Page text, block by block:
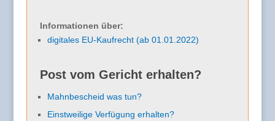
Informationen über:
digitales EU-Kaufrecht (ab 01.01.2022)
Post vom Gericht erhalten?
Mahnbescheid was tun?
Einstweilige Verfügung erhalten?